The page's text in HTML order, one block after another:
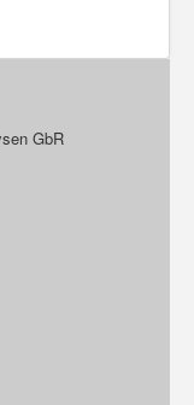
GbR